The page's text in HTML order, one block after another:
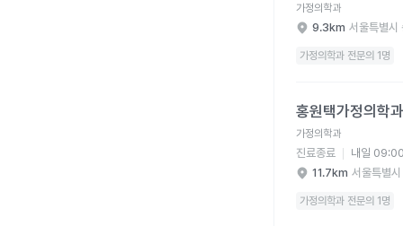
가정의학과
9.3km 서울특별시
가정의학과 전문의 1명
홍원택가정의학
가정의학과
진료종료
내일
11.7km 서울특별
가정의학과 전문의 1명